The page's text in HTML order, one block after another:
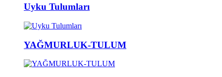
Uyku Tulumları
YAĞMURLUK-TULUM